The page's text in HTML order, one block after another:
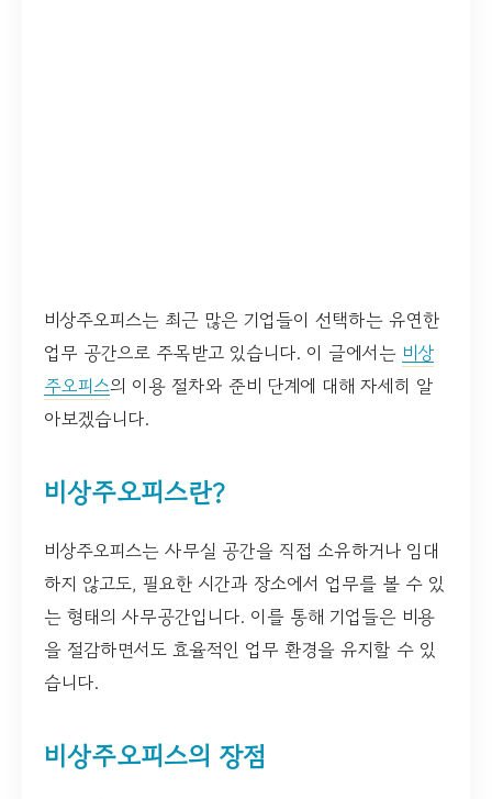
비상주오피스는 최근 많은 기업들이 선택하는 유연한
업무 공간으로 주목받고 있습니다. 이 글에서는 비상
주오피스의 이용 절차와 준비 단계에 대해 자세히 알
아보겠습니다.
비상주오피스란?
비상주오피스는 사무실 공간을 직접 소유하거나 임대
하지 않고도, 필요한 시간과 장소에서 업무를 볼 수 있
는 형태의 사무공간입니다. 이를 통해 기업들은 비용
을 절감하면서도 효율적인 업무 환경을 유지할 수 있
습니다.
비상주오피스의 장점